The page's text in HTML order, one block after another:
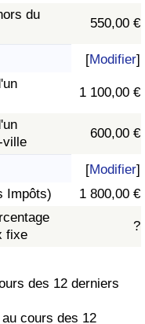
du
550,00 €
[Modifier]
1 100,00 €
ville
600,00 €
[Modifier]
Impôts)
1 800,00 €
fixe
?
des 12 derniers
cours des 12